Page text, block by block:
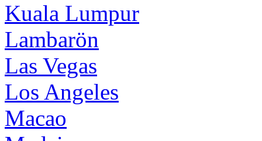
Kuala Lumpur
Lambarön
Las Vegas
Los Angeles
Macao